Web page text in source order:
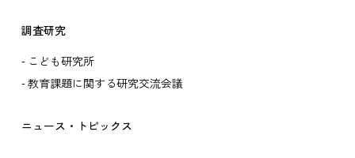
調査研究
こども研究所
教育課題に関する研究交流会議
ニュース・トピックス